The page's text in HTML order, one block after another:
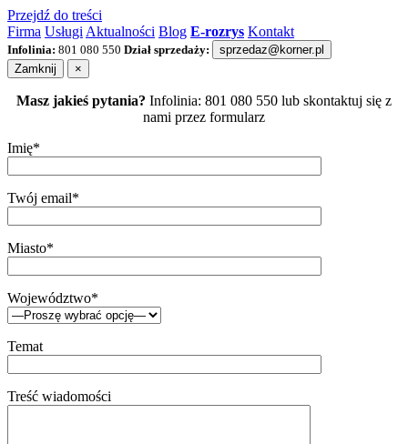
Przejdź do treści
Firma Usługi Aktualności Blog E-rozrys Kontakt
Infolinia: 801 080 550 Dział sprzedaży:
sprzedaz@korner.pl
Zamknij
×
Masz jakieś pytania? Infolinia: 801 080 550 lub skontaktuj się z
nami przez formularz
Imię*
Twój email*
Miasto*
Województwo*
Temat
Treść wiadomości